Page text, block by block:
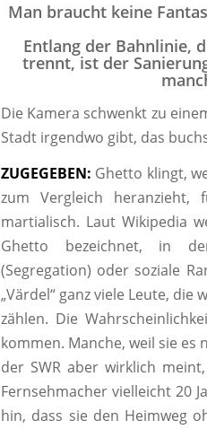
Man braucht keine
Entlang der Bahnlinie,
trennt, ist der
Die Kamera schwenkt zu
Stadt irgendwo gibt, das
ZUGEGEBEN: Ghetto klingt,
zum Vergleich heranzieht,
martialisch. Laut Wikipedia
Ghetto bezeichnet, in
(Segregation) oder soziale
„Värdel“ ganz viele Leute,
zählen. Die
kommen. Manche, weil sie es
der SWR aber wirklich
Fernsehmacher vielleicht 20
hin, dass sie den Heimweg